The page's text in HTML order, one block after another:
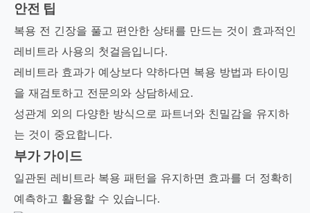
안전 팁
복용 전 긴장을 풀고 편안한 상태를 만드는 것이 효과적인
레비트라 사용의 첫걸음입니다.
레비트라 효과가 예상보다 약하다면 복용 방법과 타이밍
을 재검토하고 전문의와 상담하세요.
성관계 외의 다양한 방식으로 파트너와 친밀감을 유지하
는 것이 중요합니다.
부가 가이드
일관된 레비트라 복용 패턴을 유지하면 효과를 더 정확히
예측하고 활용할 수 있습니다.